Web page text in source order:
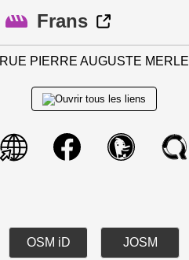
Frans
RUE PIERRE AUGUSTE MERLE
OSM iD JOSM